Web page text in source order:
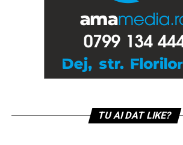
TU AI DAT LIKE?